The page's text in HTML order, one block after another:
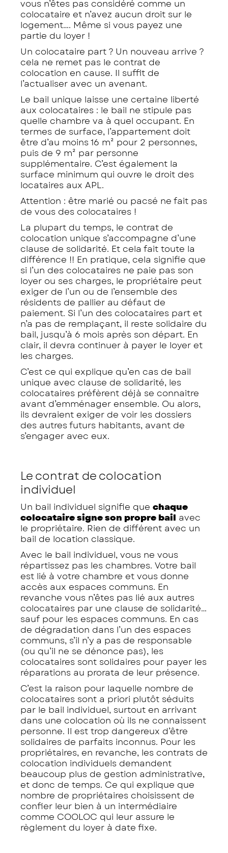
vous n’êtes pas considéré comme un
colocataire et n’avez aucun droit sur le
logement…. Même si vous payez une
partie du loyer !
Un colocataire part ? Un nouveau arrive ?
cela ne remet pas le contrat de
colocation en cause. Il suffit de
l’actualiser avec un avenant.
Le bail unique laisse une certaine liberté
aux colocataires : le bail ne stipule pas
quelle chambre va à quel occupant. En
termes de surface, l’appartement doit
être d’au moins 16 m² pour 2 personnes,
puis de 9 m² par personne
supplémentaire. C’est également la
surface minimum qui ouvre le droit des
locataires aux APL.
Attention : être marié ou pacsé ne fait pas
de vous des colocataires !
La plupart du temps, le contrat de
colocation unique s’accompagne d’une
clause de solidarité. Et cela fait toute la
différence !! En pratique, cela signifie que
si l’un des colocataires ne paie pas son
loyer ou ses charges, le propriétaire peut
exiger de l’un ou de l’ensemble des
résidents de pallier au défaut de
paiement. Si l’un des colocataires part et
n’a pas de remplaçant, il reste solidaire du
bail, jusqu’à 6 mois après son départ. En
clair, il devra continuer à payer le loyer et
les charges.
C’est ce qui explique qu’en cas de bail
unique avec clause de solidarité, les
colocataires préfèrent déjà se connaitre
avant d’emménager ensemble. Ou alors,
ils devraient exiger de voir les dossiers
des autres futurs habitants, avant de
s’engager avec eux.
Le contrat de colocation
individuel
Un bail individuel signifie que chaque
colocataire signe son propre bail avec
le propriétaire. Rien de différent avec un
bail de location classique.
Avec le bail individuel, vous ne vous
répartissez pas les chambres. Votre bail
est lié à votre chambre et vous donne
accès aux espaces communs. En
revanche vous n’êtes pas lié aux autres
colocataires par une clause de solidarité…
sauf pour les espaces communs. En cas
de dégradation dans l’un des espaces
communs, s’il n’y a pas de responsable
(ou qu’il ne se dénonce pas), les
colocataires sont solidaires pour payer les
réparations au prorata de leur présence.
C’est la raison pour laquelle nombre de
colocataires sont a priori plutôt séduits
par le bail individuel, surtout en arrivant
dans une colocation où ils ne connaissent
personne. Il est trop dangereux d’être
solidaires de parfaits inconnus. Pour les
propriétaires, en revanche, les contrats de
colocation individuels demandent
beaucoup plus de gestion administrative,
et donc de temps. Ce qui explique que
nombre de propriétaires choisissent de
confier leur bien à un intermédiaire
comme COOLOC qui leur assure le
règlement du loyer à date fixe.